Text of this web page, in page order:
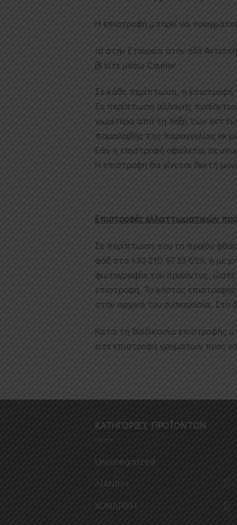
Η επιστροφή μπορεί να
α) στην Εταιρεία στην οδό
β) είτε μέσω Courier
Σε κάθε περίπτωση, η επιστροφή
Σε περίπτωση αλλαγής
νωρίτερα από τη λήξη των
παραλαβής της παραγγελίας εκ
Εάν η επιστροφή οφείλεται σε
Η επιστροφή θα γίνεται δεκτή
Επιστροφές ελλαττωματικών
Σε περίπτωση που το προϊόν
φάξ στο +30 210 97 33 659, ή με
φωτογραφία του προϊόντος, ώστε
επιστροφή. Το κόστος επιστροφής
στην αρχική του συσκευασία.
Κατά τη διαδικασία επιστροφής
είτε επιστροφή χρημάτων προς
ΚΑΤΗΓΟΡΙΕΣ ΠΡΟΪΟΝΤΩΝ
Uncategorized
ΛΙΑΝΙΚΗ
ΧΟΝΔΡΙΚΗ